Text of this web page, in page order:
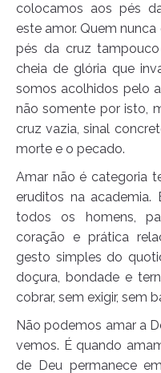
colocamos aos pés
este amor. Quem
pés da cruz
cheia de glória que
somos acolhidos pelo
não somente por isto,
cruz vazia, sinal
morte e o pecado.
Amar não é categoria
eruditos na
todos os homens,
coração e prática
gesto simples do
doçura, bondade e
cobrar, sem exigir, sem
Não podemos amar a
vemos. É quando
de Deu permanece